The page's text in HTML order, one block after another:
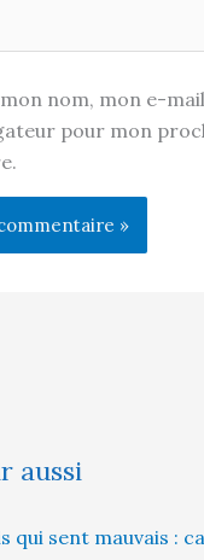
nom, mon e-
pour mon
aussi
qui sent mauvais :